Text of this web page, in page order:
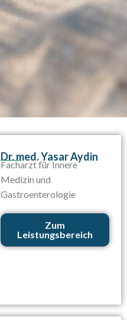
Dr. med. Yasar Aydin
Facharzt für Innere
Medizin und
Gastroenterologie
Zum
Leistungsbereich